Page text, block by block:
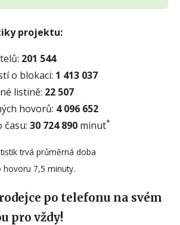
projektu:
201 544
o blokaci: 1 413 037
listině: 22 507
hovorů: 4 096 652
času: 30 724 890 minut*
trvá průměrná doba
7,5 minuty.
po telefonu na svém
pro vždy!